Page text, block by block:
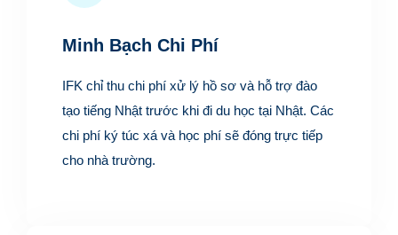
Minh Bạch Chi Phí
IFK chỉ thu chi phí xử lý hồ sơ và hỗ trợ đào
tạo tiếng Nhật trước khi đi du học tại Nhật. Các
chi phí ký túc xá và học phí sẽ đóng trực tiếp
cho nhà trường.